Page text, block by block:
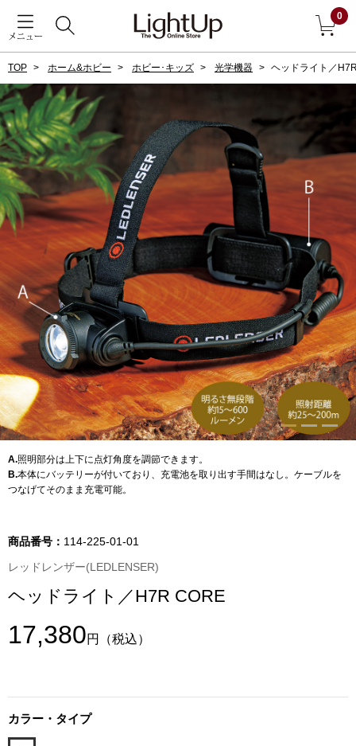
メニュー
0
すべて見る
ダーウェア
アクセサリー
戻る
アウター
ジャケット
コート
ブルゾン
その他
トップス
Tシャツ／カッ
TOP ホーム&ホビー ホビー･キッズ 光学機器 ヘッドライト／
A.照明部分は上下に点灯角度を調節できます。
B.本体にバッテリーが付いており、充電池を取り出す手間はなし。ケーブルを
つなげてそのまま充電可能。
商品番号： 114-225-01-01
レッドレンザー(LEDLENSER)
ヘッドライト／H7R CORE
17,380円 （税込）
カラー・タイプ